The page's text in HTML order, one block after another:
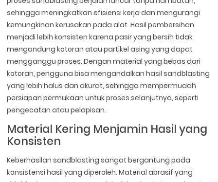
sehingga meningkatkan efisiensi kerja dan mengurangi
kemungkinan kerusakan pada alat. Hasil pembersihan
menjadi lebih konsisten karena pasir yang bersih tidak
mengandung kotoran atau partikel asing yang dapat
mengganggu proses. Dengan material yang bebas dari
kotoran, pengguna bisa mengandalkan hasil sandblasting
yang lebih halus dan akurat, sehingga mempermudah
persiapan permukaan untuk proses selanjutnya, seperti
pengecatan atau pelapisan.
Material Kering Menjamin Hasil yang
Konsisten
Keberhasilan sandblasting sangat bergantung pada
konsistensi hasil yang diperoleh. Material abrasif yang